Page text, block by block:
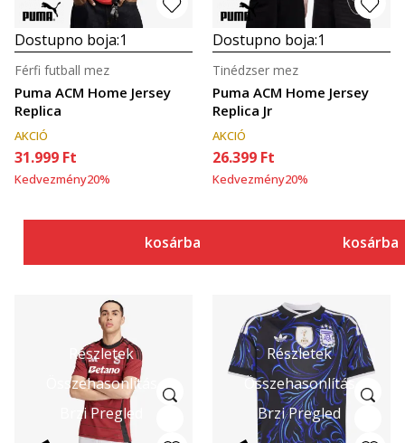
Dostupno boja:1
Puma ACM Home Jersey
Replica
Férfi futball mez
AKCIÓ
31.999 Ft
Kedvezmény20%
kosárba
Dostupno boja:1
Puma ACM Home Jersey
Replica Jr
Tinédzser mez
AKCIÓ
26.399 Ft
Kedvezmény20%
kosárba
Részletek
Összehasonlítás
Brzi Pregled
Részletek
Összehasonlítás
Brzi Pregled